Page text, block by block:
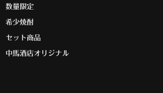
数量限定
希少焼酎
セット商品
中馬酒店オリジナル